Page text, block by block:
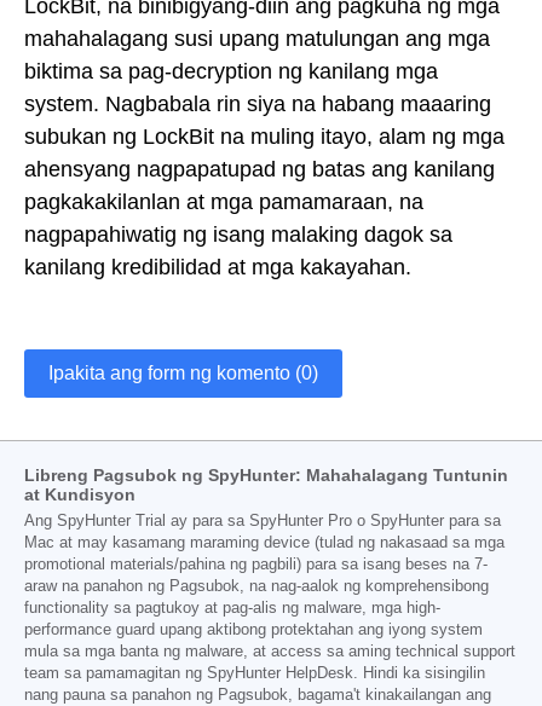
LockBit, na binibigyang-diin ang pagkuha ng mga
mahahalagang susi upang matulungan ang mga
biktima sa pag-decryption ng kanilang mga
system. Nagbabala rin siya na habang maaaring
subukan ng LockBit na muling itayo, alam ng mga
ahensyang nagpapatupad ng batas ang kanilang
pagkakakilanlan at mga pamamaraan, na
nagpapahiwatig ng isang malaking dagok sa
kanilang kredibilidad at mga kakayahan.
Ipakita ang form ng komento (0)
Libreng Pagsubok ng SpyHunter: Mahahalagang Tuntunin
at Kundisyon
Ang SpyHunter Trial ay para sa SpyHunter Pro o SpyHunter para sa
Mac at may kasamang maraming device (tulad ng nakasaad sa mga
promotional materials/pahina ng pagbili) para sa isang beses na 7-
araw na panahon ng Pagsubok, na nag-aalok ng komprehensibong
functionality sa pagtukoy at pag-alis ng malware, mga high-
performance guard upang aktibong protektahan ang iyong system
mula sa mga banta ng malware, at access sa aming technical support
team sa pamamagitan ng SpyHunter HelpDesk. Hindi ka sisingilin
nang pauna sa panahon ng Pagsubok, bagama't kinakailangan ang